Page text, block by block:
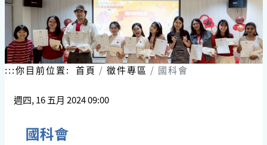
:::你目前位置: 首頁 徵件專區 國科會
週四, 16 五月 2024 09:00
國科會